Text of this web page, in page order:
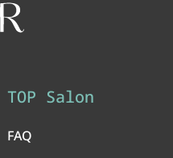
TOP Salon
FAQ